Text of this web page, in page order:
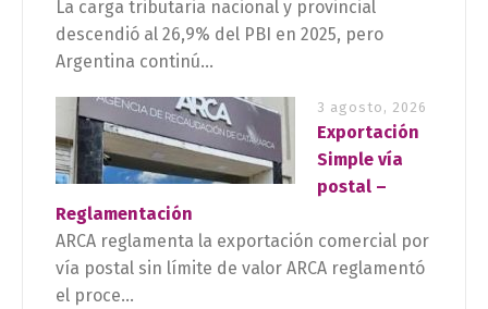
La carga tributaria nacional y provincial
descendió al 26,9% del PBI en 2025, pero
Argentina continú...
3 agosto, 2026
Exportación
Simple vía
postal –
Reglamentación
ARCA reglamenta la exportación comercial por
vía postal sin límite de valor ARCA reglamentó
el proce...